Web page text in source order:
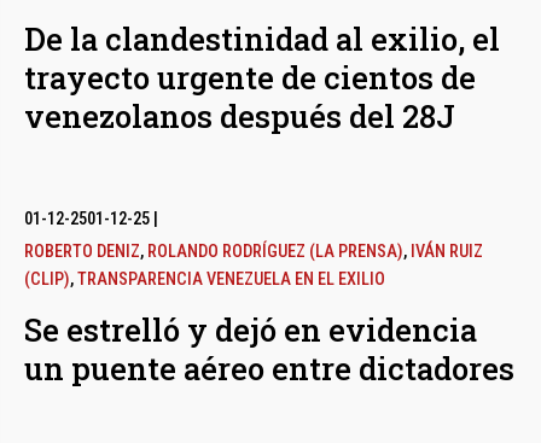
De la clandestinidad al exilio, el
trayecto urgente de cientos de
venezolanos después del 28J
01-12-2501-12-25
ROBERTO DENIZ, ROLANDO RODRÍGUEZ (LA PRENSA), IVÁN RUIZ
(CLIP),TRANSPARENCIA VENEZUELA EN EL EXILIO
Se estrelló y dejó en evidencia
un puente aéreo entre dictadores